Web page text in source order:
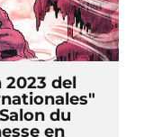
2023 del
du
en